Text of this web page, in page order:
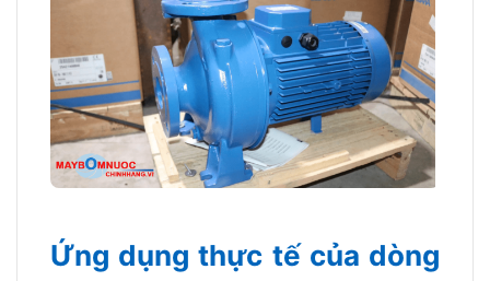
Ứng dụng thực tế của dòng